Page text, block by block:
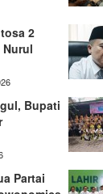
2
Nurul
Bupati
Partai